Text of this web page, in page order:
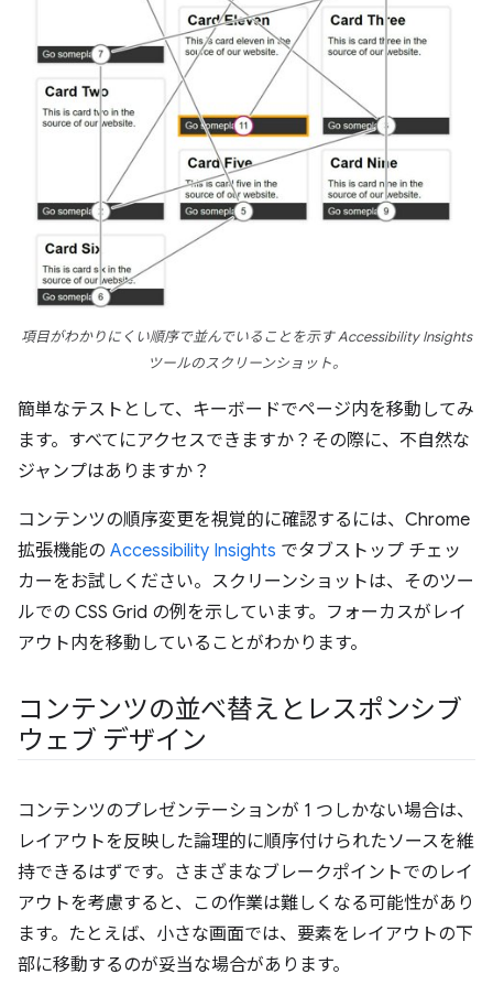
項目がわかりにくい順序で並んでいることを示す Accessibility Insights
ツールのスクリーンショット。
簡単なテストとして、キーボードでページ内を移動してみ
ます。すべてにアクセスできますか？その際に、不自然な
ジャンプはありますか？
コンテンツの順序変更を視覚的に確認するには、Chrome
拡張機能の Accessibility Insights でタブストップ チェッ
カーをお試しください。スクリーンショットは、そのツー
ルでの CSS Grid の例を示しています。フォーカスがレイ
アウト内を移動していることがわかります。
コンテンツの並べ替えとレスポンシブ
ウェブ デザイン
コンテンツのプレゼンテーションが 1 つしかない場合は、
レイアウトを反映した論理的に順序付けられたソースを維
持できるはずです。さまざまなブレークポイントでのレイ
アウトを考慮すると、この作業は難しくなる可能性があり
ます。たとえば、小さな画面では、要素をレイアウトの下
部に移動するのが妥当な場合があります。